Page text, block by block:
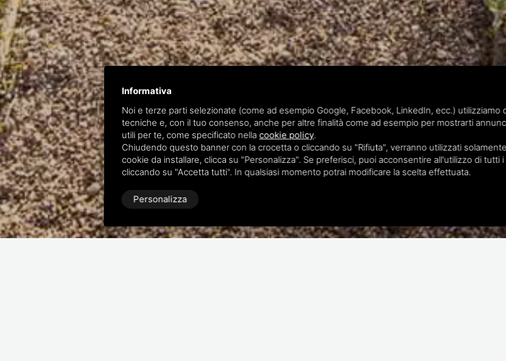
Informativa
Noi e terze parti selezionate (come ad esempio Google, Facebook, LinkedIn, ecc.) utilizziamo
tecniche e, con il tuo consenso, anche per altre finalità come ad esempio per mostrarti
utili per te, come specificato nella cookie policy.
Chiudendo questo banner con la crocetta o cliccando su "Rifiuta", verranno utilizzati
cookie da installare, clicca su "Personalizza". Se preferisci, puoi acconsentire all'utilizzo di tutti
cliccando su "Accetta tutti". In qualsiasi momento potrai modificare la scelta effettuata.
Personalizza